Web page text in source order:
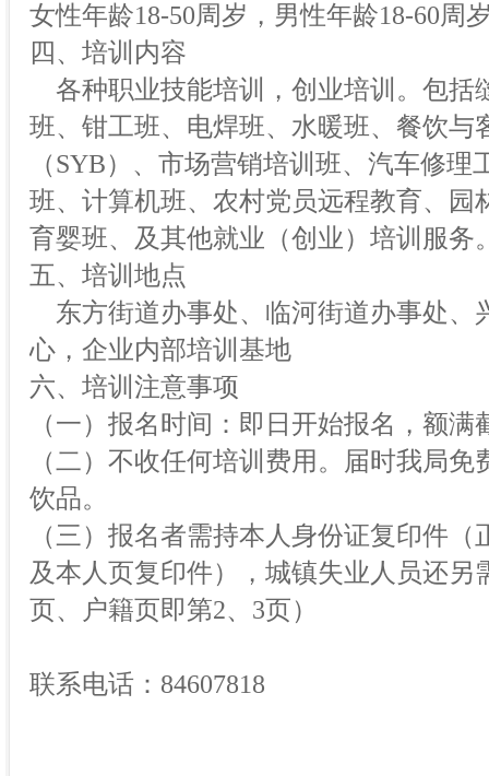
女性年龄18-50周岁，男性年龄18-60周
四、培训内容
各种职业技能培训，创业培训。包括
班、钳工班、电焊班、水暖班、餐饮与
（SYB）、市场营销培训班、汽车修
班、计算机班、农村党员远程教育、
育婴班、及其他就业（创业）培训服务
五、培训地点
东方街道办事处、临河街道办事处、
心，企业内部培训基地
六、培训注意事项
（一）报名时间：即日开始报名，额满
（二）不收任何培训费用。届时我局
饮品。
（三）报名者需持本人身份证复印件
及本人页复印件），城镇失业人员还
页、户籍页即第2、3页）
联系电话：84607818